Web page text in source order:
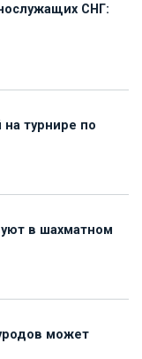
СНГ:
турнире по
в шахматном
может